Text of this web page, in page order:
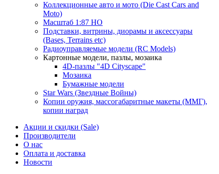
Коллекционные авто и мото (Die Cast Cars and
Moto)
Масштаб 1:87 HO
Подставки, витрины, диорамы и аксессуары
(Bases, Terrains etc)
Радиоуправляемые модели (RC Models)
Картонные модели, пазлы, мозаика
4D-пазлы "4D Cityscape"
Мозаика
Бумажные модели
Star Wars (Звездные Войны)
Копии оружия, массогабаритные макеты (ММГ),
копии наград
Акции и скидки (Sale)
Производители
О нас
Оплата и доставка
Новости